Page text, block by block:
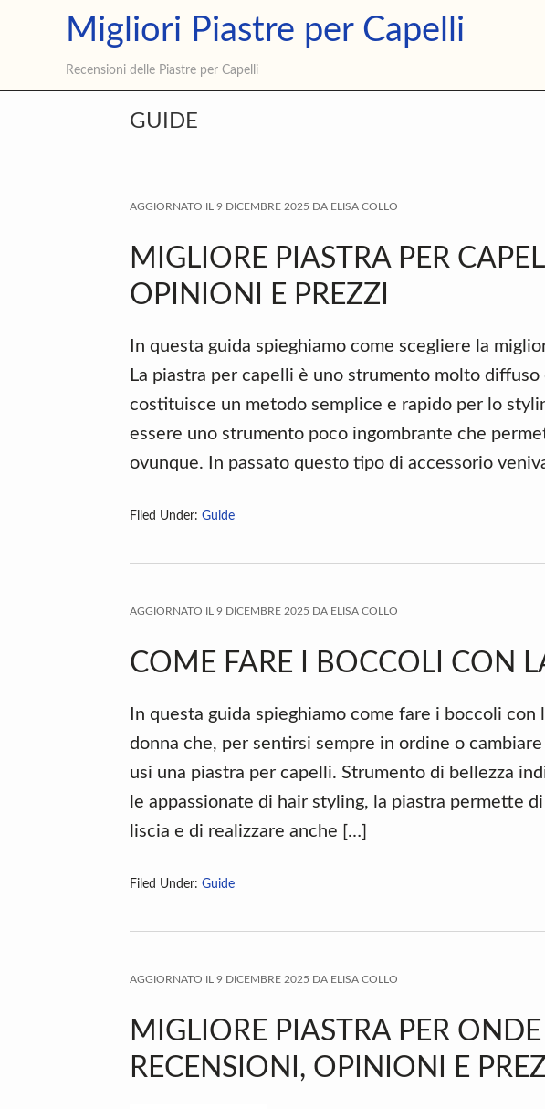
Migliori Piastre per Capelli
Recensioni delle Piastre per Capelli
Privacy Cookie Policy Contatti
GUIDE
AGGIORNATO IL 9 DICEMBRE 2025 DA ELISA COLLO
MIGLIORE PIASTRA PER
OPINIONI E PREZZI
In questa guida spieghiamo come scegliere la
La piastra per capelli è uno strumento molto
costituisce un metodo semplice e rapido per lo
essere uno strumento poco ingombrante che
ovunque. In passato questo tipo di accessorio
Filed Under: Guide
AGGIORNATO IL 9 DICEMBRE 2025 DA ELISA COLLO
COME FARE I BOCCOLI CON
In questa guida spieghiamo come fare i boccoli con
donna che, per sentirsi sempre in ordine o
usi una piastra per capelli. Strumento di bellezza
le appassionate di hair styling, la piastra permette
liscia e di realizzare anche […]
Filed Under: Guide
AGGIORNATO IL 9 DICEMBRE 2025 DA ELISA COLLO
MIGLIORE PIASTRA PER
RECENSIONI, OPINIONI E